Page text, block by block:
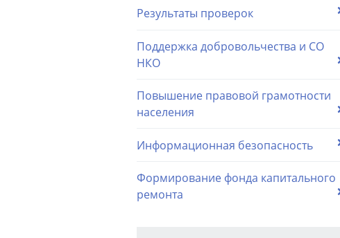
Результаты проверок
Поддержка добровольчества и СО
НКО
Повышение правовой грамотности
населения
Информационная безопасность
Формирование фонда капитального
ремонта